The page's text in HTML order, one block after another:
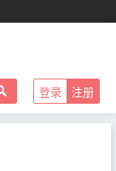
登录 注册